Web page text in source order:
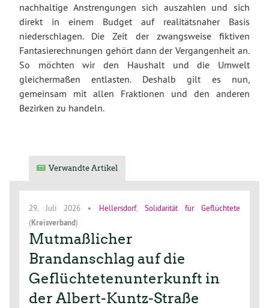
nachhaltige Anstrengungen sich auszahlen und sich
direkt in einem Budget auf realitätsnaher Basis
niederschlagen. Die Zeit der zwangsweise fiktiven
Fantasierechnungen gehört dann der Vergangenheit an.
So möchten wir den Haushalt und die Umwelt
gleichermaßen entlasten. Deshalb gilt es nun,
gemeinsam mit allen Fraktionen und den anderen
Bezirken zu handeln.
Verwandte Artikel
29. Juli 2026 • Hellersdorf, Solidarität für Geflüchtete
(Kreisverband)
Mutmaßlicher
Brandanschlag auf die
Geflüchtetenunterkunft in
der Albert-Kuntz-Straße